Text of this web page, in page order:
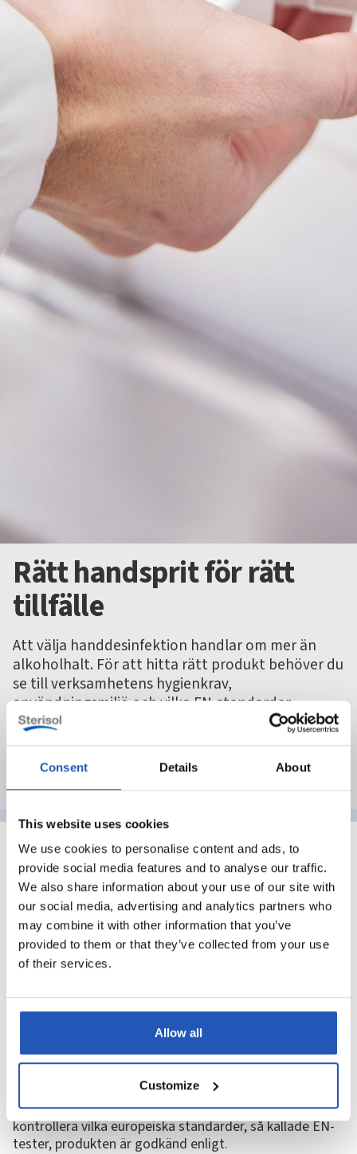
Consent Details About
This website uses cookies
We use cookies to personalise content and ads, to
provide social media features and to analyse our traffic.
We also share information about your use of our site with
our social media, advertising and analytics partners who
may combine it with other information that you’ve
provided to them or that they’ve collected from your use
of their services.
Allow all
Customize
Rätt handsprit för rätt
tillfälle
Att välja handdesinfektion handlar om mer än
alkoholhalt. För att hitta rätt produkt behöver du
se till verksamhetens hygienkrav,
användningsmiljö och vilka EN-standarder
produkten är testad enligt.
Därför är EN-tester viktiga vid
val av handdesinfektion
Det finns många typer av handdesinfektion på
marknaden: små flaskor, större förpackningar, pumpar,
alternativ. Utbudet gör det möjligt att välja en lösning
som passar den egna verksamheten, men det kan också
Många tittar först på alkoholhalten. Den är viktig, men
alkoholprocent innebär inte automatiskt att produkten
är rätt för alla miljöer. Ett bättre första steg är att
kontrollera vilka europeiska standarder, så kallade EN-
tester, produkten är godkänd enligt.